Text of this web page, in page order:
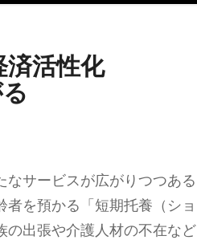
済活性化
サービスが広がりつつあ
を預かる「短期托養（シ
出張や介護人材の不在な